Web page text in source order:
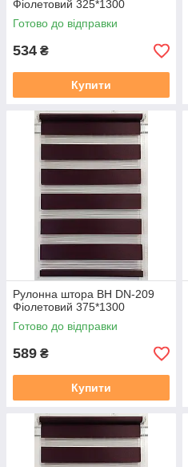
Фіолетовий 325*1300
Готово до відправки
534 ₴
Купити
Рулонна штора ВН DN-209
Фіолетовий 375*1300
Готово до відправки
589 ₴
Купити